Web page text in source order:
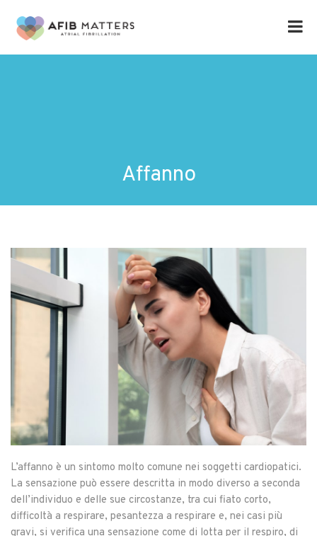
Affanno
L’affanno è un sintomo molto comune nei soggetti cardiopatici.
La sensazione può essere descritta in modo diverso a seconda
dell’individuo e delle sue circostanze, tra cui fiato corto,
difficoltà a respirare, pesantezza a respirare e, nei casi più
gravi, si verifica una sensazione come di lotta per il respiro, di